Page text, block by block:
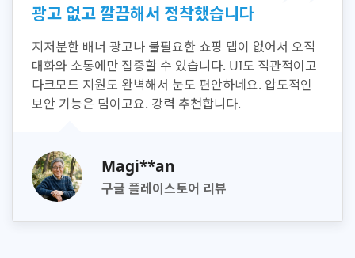
광고 없고 깔끔해서 정착했습니다
지저분한 배너 광고나 불필요한 쇼핑 탭이 없어서 오직
대화와 소통에만 집중할 수 있습니다. UI도 직관적이고
다크모드 지원도 완벽해서 눈도 편안하네요. 압도적인
보안 기능은 덤이고요. 강력 추천합니다.
Magi**an
구글 플레이스토어 리뷰